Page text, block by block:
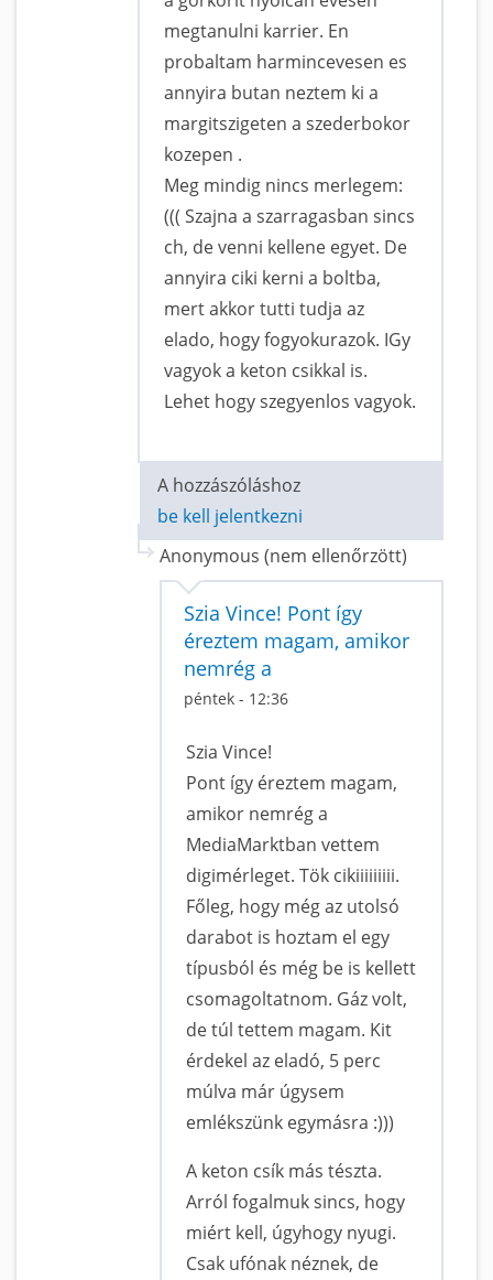
megtanulni karrier. En
probaltam harmincevesen es
annyira butan neztem ki a
margitszigeten a szederbokor
kozepen .
Meg mindig nincs merlegem:
((( Szajna a szarragasban sincs
ch, de venni kellene egyet. De
annyira ciki kerni a boltba,
mert akkor tutti tudja az
elado, hogy fogyokurazok. IGy
vagyok a keton csikkal is.
Lehet hogy szegyenlos vagyok.
A hozzászóláshoz
be kell jelentkezni
Anonymous (nem ellenőrzött)
Szia Vince! Pont így
éreztem magam, amikor
nemrég a
péntek - 12:36
Szia Vince!
Pont így éreztem magam,
amikor nemrég a
MediaMarktban vettem
digimérleget. Tök cikiiiiiiiii.
Főleg, hogy még az utolsó
darabot is hoztam el egy
típusból és még be is kellett
csomagoltatnom. Gáz volt,
de túl tettem magam. Kit
érdekel az eladó, 5 perc
múlva már úgysem
emlékszünk egymásra :)))
A keton csík más tészta.
Arról fogalmuk sincs, hogy
miért kell, úgyhogy nyugi.
Csak ufónak néznek, de